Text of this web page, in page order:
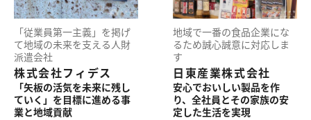
「従業員第一主義」 を掲げ
て地域の未来を支える 人財
派遣会社
株式会社フィデス
「矢板の活気を未来に残し
ていく」 を目標に進める事
業と地域貢献
地域で一番の食品企業にな
るため誠心誠意に対応しま
す
日東産業株式会社
安心でおいしい製品を作
り、 全社員とその家族の安
定した生活を実現